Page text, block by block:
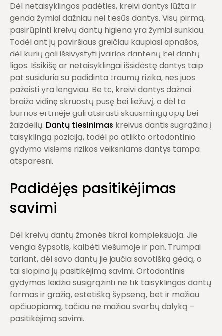
Dėl netaisyklingos padėties, kreivi dantys lūžta ir
genda žymiai dažniau nei tiesūs dantys. Visų pirma,
pasirūpinti kreivų dantų higiena yra žymiai sunkiau.
Todėl ant jų paviršiaus greičiau kaupiasi apnašos,
dėl kurių gali išsivystyti įvairios dantenų bei dantų
ligos. Išsikišę ar netaisyklingai išsidėstę dantys taip
pat susiduria su padidinta traumų rizika, nes juos
pažeisti yra lengviau. Be to, kreivi dantys dažnai
braižo vidinę skruostų pusę bei liežuvį, o dėl to
burnos ertmėje gali atsirasti skausmingų opų bei
žaizdelių. Dantų tiesinimas kreivus dantis sugrąžina į
taisyklingą poziciją, todėl po atlikto ortodontinio
gydymo visiems rizikos veiksniams dantys tampa
atsparesni.
Padidėjęs pasitikėjimas
savimi
Dėl kreivų dantų žmonės tikrai kompleksuoja. Jie
vengia šypsotis, kalbėti viešumoje ir pan. Trumpai
tariant, dėl savo dantų jie jaučia savotišką gėdą, o
tai slopina jų pasitikėjimą savimi. Ortodontinis
gydymas leidžia susigrąžinti ne tik taisyklingas dantų
formas ir gražią, estetišką šypseną, bet ir mažiau
apčiuopiamą, tačiau ne mažiau svarbų dalyką –
pasitikėjimą savimi.